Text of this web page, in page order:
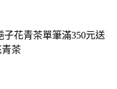
子花青茶單筆滿350元送
青茶